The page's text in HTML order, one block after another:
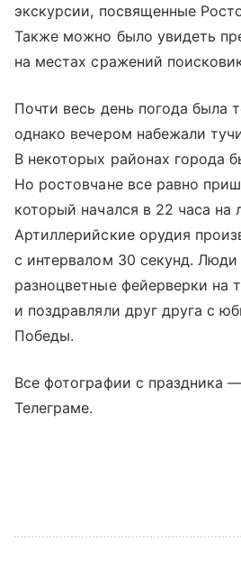
экскурсии, посвященные
Также можно было увидеть
на местах сражений
Почти весь день погода была
однако вечером набежали
В некоторых районах города
Но ростовчане все равно
который начался в 22 часа на
Артиллерийские орудия
с интервалом 30 секунд.
разноцветные фейерверки на
и поздравляли друг друга с
Победы.
Все фотографии с праздника
Телеграме.